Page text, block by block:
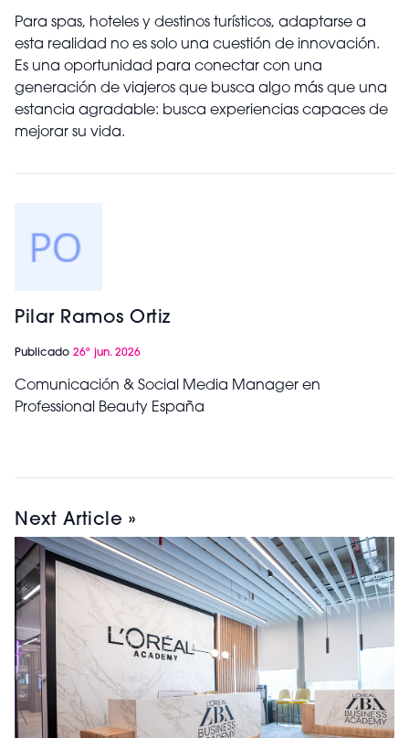
Para spas, hoteles y destinos turísticos, adaptarse a
esta realidad no es solo una cuestión de innovación.
Es una oportunidad para conectar con una
generación de viajeros que busca algo más que una
estancia agradable: busca experiencias capaces de
mejorar su vida.
Pilar Ramos Ortiz
Publicado 26º jun. 2026
Comunicación & Social Media Manager en
Professional Beauty España
Next Article »